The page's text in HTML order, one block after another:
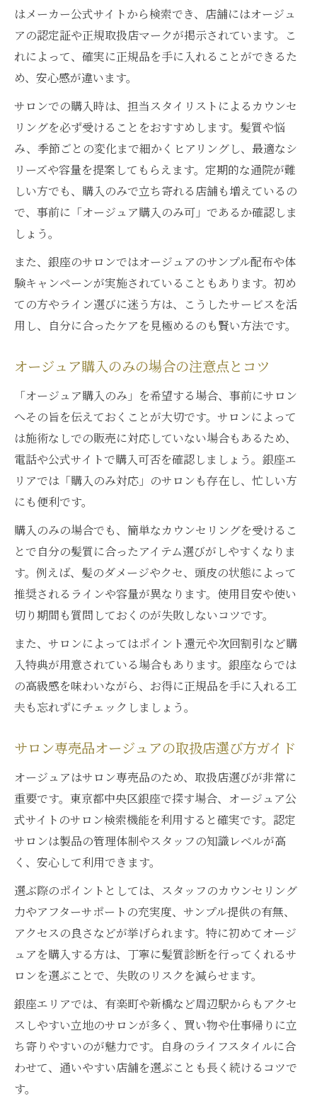
はメーカー公式サイトから検索でき、店舗にはオージュ
アの認定証や正規取扱店マークが掲示されています。こ
れによって、確実に正規品を手に入れることができるた
め、安心感が違います。
サロンでの購入時は、担当スタイリストによるカウンセ
リングを必ず受けることをおすすめします。髪質や悩
み、季節ごとの変化まで細かくヒアリングし、最適なシ
リーズや容量を提案してもらえます。定期的な通院が難
しい方でも、購入のみで立ち寄れる店舗も増えているの
で、事前に「オージュア購入のみ可」であるか確認しま
しょう。
また、銀座のサロンではオージュアのサンプル配布や体
験キャンペーンが実施されていることもあります。初め
ての方やライン選びに迷う方は、こうしたサービスを活
用し、自分に合ったケアを見極めるのも賢い方法です。
オージュア購入のみの場合の注意点とコツ
「オージュア購入のみ」を希望する場合、事前にサロン
へその旨を伝えておくことが大切です。サロンによって
は施術なしでの販売に対応していない場合もあるため、
電話や公式サイトで購入可否を確認しましょう。銀座エ
リアでは「購入のみ対応」のサロンも存在し、忙しい方
にも便利です。
購入のみの場合でも、簡単なカウンセリングを受けるこ
とで自分の髪質に合ったアイテム選びがしやすくなりま
す。例えば、髪のダメージやクセ、頭皮の状態によって
推奨されるラインや容量が異なります。使用目安や使い
切り期間も質問しておくのが失敗しないコツです。
また、サロンによってはポイント還元や次回割引など購
入特典が用意されている場合もあります。銀座ならでは
の高級感を味わいながら、お得に正規品を手に入れる工
夫も忘れずにチェックしましょう。
サロン専売品オージュアの取扱店選び方ガイド
オージュアはサロン専売品のため、取扱店選びが非常に
重要です。東京都中央区銀座で探す場合、オージュア公
式サイトのサロン検索機能を利用すると確実です。認定
サロンは製品の管理体制やスタッフの知識レベルが高
く、安心して利用できます。
選ぶ際のポイントとしては、スタッフのカウンセリング
力やアフターサポートの充実度、サンプル提供の有無、
アクセスの良さなどが挙げられます。特に初めてオージ
ュアを購入する方は、丁寧に髪質診断を行ってくれるサ
ロンを選ぶことで、失敗のリスクを減らせます。
銀座エリアでは、有楽町や新橋など周辺駅からもアクセ
スしやすい立地のサロンが多く、買い物や仕事帰りに立
ち寄りやすいのが魅力です。自身のライフスタイルに合
わせて、通いやすい店舗を選ぶことも長く続けるコツで
す。